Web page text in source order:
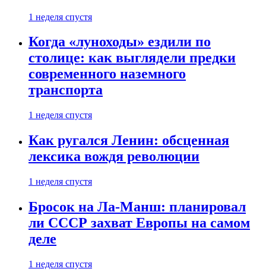
1 неделя спустя
Когда «луноходы» ездили по
столице: как выглядели предки
современного наземного
транспорта
1 неделя спустя
Как ругался Ленин: обсценная
лексика вождя революции
1 неделя спустя
Бросок на Ла-Манш: планировал
ли СССР захват Европы на самом
деле
1 неделя спустя